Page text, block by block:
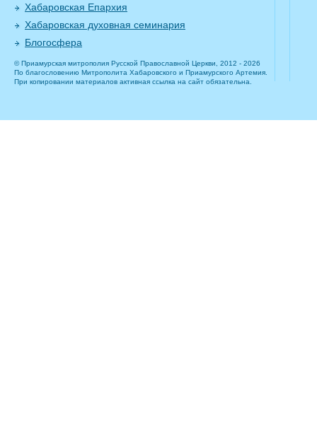
Хабаровская Епархия
Хабаровская духовная семинария
Блогосфера
© Приамурская митрополия Русской Православной Церкви, 2012 - 2026
По благословению Митрополита Хабаровского и Приамурского Артемия.
При копировании материалов активная ссылка на сайт обязательна.